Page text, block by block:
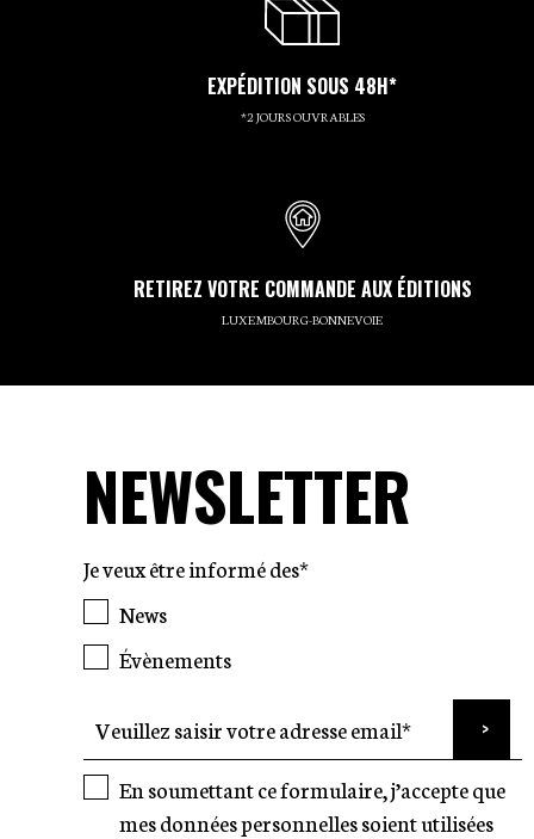
EXPÉDITION SOUS 48H*
*2 JOURS OUVRABLES
RETIREZ VOTRE COMMANDE AUX ÉDITIONS
LUXEMBOURG-BONNEVOIE
NEWSLETTER
Je veux être informé des*
News
Évènements
En soumettant ce formulaire, j’accepte que
mes données personnelles soient utilisées